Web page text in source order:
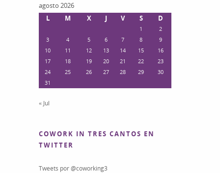
agosto 2026
L
M X J V S D
1
2
3
4 5 6 7 8
9
10
11 12 13 14 15
16
17
18 19 20 21 22
23
24
25 26 27 28 29
30
31
« Jul
COWORK IN TRES CANTOS EN
TWITTER
Tweets por @coworking3